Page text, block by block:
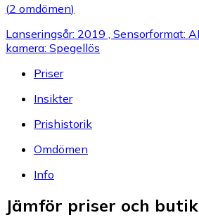
(2 omdömen)
Lanseringsår: 2019 , Sensorformat:
kamera: Spegellös
Priser
Insikter
Prishistorik
Omdömen
Info
Jämför priser och